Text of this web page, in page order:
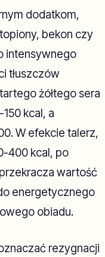
dodatkom,
bekon czy
intensywnego
tłuszczów
żółtego sera
kcal, a
W efekcie talerz,
400 kcal, po
wartość
energetycznego
obiadu.
rezygnacji